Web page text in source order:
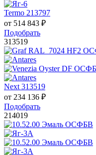
Termo 213797
от 514 843 ₽
Подобрать
313519
Next 313519
от 234 136 ₽
Подобрать
214019